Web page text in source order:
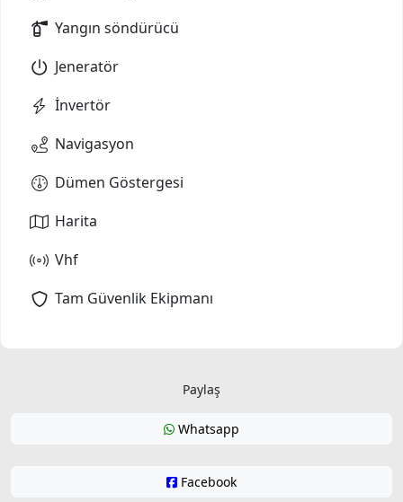
Yangın söndürücü
Jeneratör
İnvertör
Navigasyon
Dümen Göstergesi
Harita
Vhf
Tam Güvenlik Ekipmanı
Paylaş
Whatsapp
Facebook